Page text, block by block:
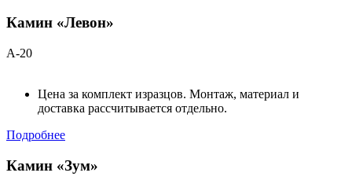
Камин «Левон»
А-20
Цена за комплект изразцов. Монтаж, материал и
доставка рассчитывается отдельно.
Подробнее
Камин «Зум»